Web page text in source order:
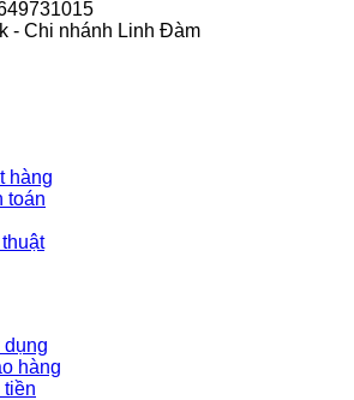
- Chi nhánh Linh Đàm
hàng
toán
hàng